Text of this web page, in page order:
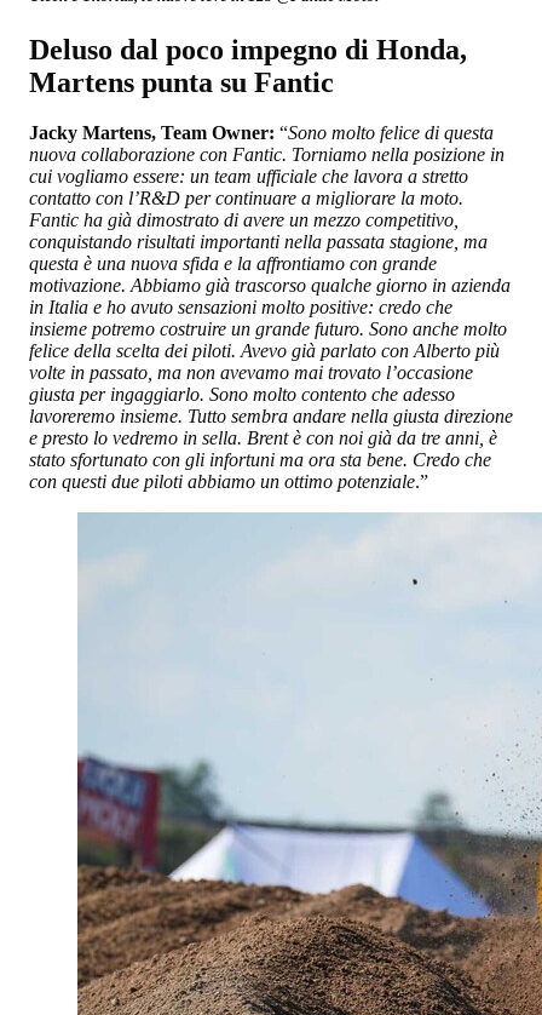
Deluso dal poco impegno di Honda,
Martens punta su Fantic
Jacky Martens, Team Owner: “Sono molto felice di questa
nuova collaborazione con Fantic. Torniamo nella posizione in
cui vogliamo essere: un team ufficiale che lavora a stretto
contatto con l’R&D per continuare a migliorare la moto.
Fantic ha già dimostrato di avere un mezzo competitivo,
conquistando risultati importanti nella passata stagione, ma
questa è una nuova sfida e la affrontiamo con grande
motivazione. Abbiamo già trascorso qualche giorno in azienda
in Italia e ho avuto sensazioni molto positive: credo che
insieme potremo costruire un grande futuro. Sono anche molto
felice della scelta dei piloti. Avevo già parlato con Alberto più
volte in passato, ma non avevamo mai trovato l’occasione
giusta per ingaggiarlo. Sono molto contento che adesso
lavoreremo insieme. Tutto sembra andare nella giusta direzione
e presto lo vedremo in sella. Brent è con noi già da tre anni, è
stato sfortunato con gli infortuni ma ora sta bene. Credo che
con questi due piloti abbiamo un ottimo potenziale.”